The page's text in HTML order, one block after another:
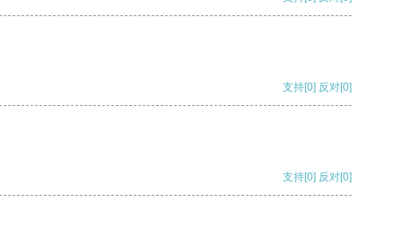
支持[0] 反对[0]
支持[0] 反对[0]